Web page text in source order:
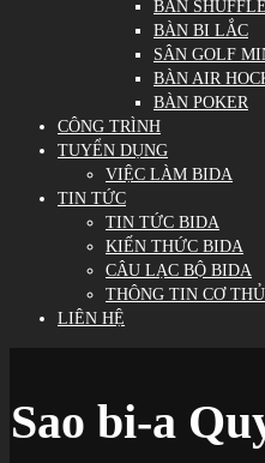
BÀN
BÀN BI LẮC
SÂN GOLF
BÀN AIR
BÀN POKER
CÔNG TRÌNH
TUYỂN DỤNG
VIỆC LÀM BIDA
TIN TỨC
TIN TỨC BIDA
KIẾN THỨC BIDA
CÂU LẠC BỘ BIDA
THÔNG TIN CƠ THỦ
LIÊN HỆ
Sao bi-a